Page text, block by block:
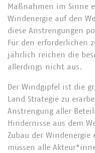
Maßnahmen im Sinne
Windenergie auf den
diese Anstrengungen
Für den erforderlichen
jährlich reichen die
allerdings nicht aus.
Der Windgipfel ist die
Land Strategie zu
Anstrengung aller
Hindernisse aus dem
Zubau der
müssen alle